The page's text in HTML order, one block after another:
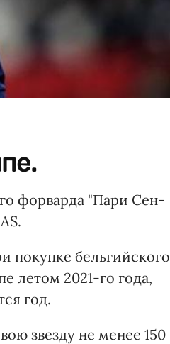
форварда "Пари Сен-
покупке бельгийского
летом 2021-го года,
год.
звезду не менее 150